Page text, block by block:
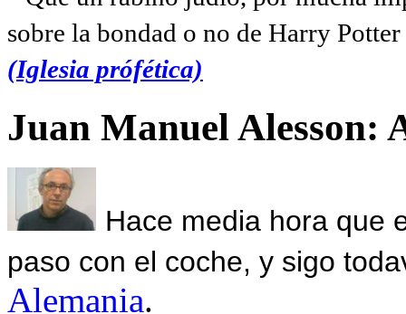
sobre la bondad o no de Harry
(Iglesia prófética)
Juan Manuel Alesson:
Hace media hora que
paso con el coche, y sigo
Alemania.